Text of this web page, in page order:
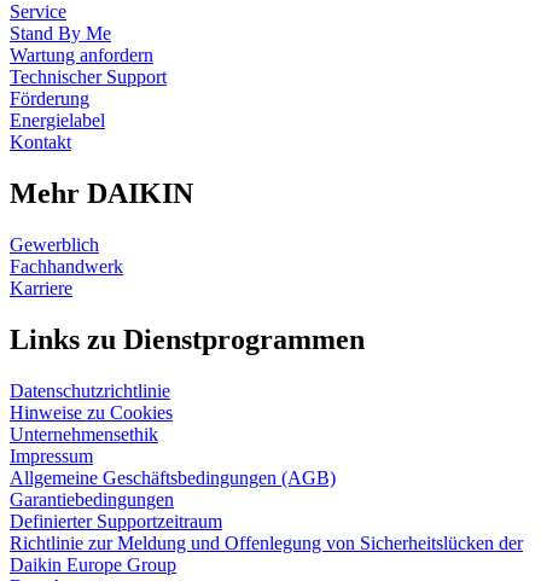
Service
Stand By Me
Wartung anfordern
Technischer Support
Förderung
Energielabel
Kontakt
Mehr DAIKIN
Gewerblich
Fachhandwerk
Karriere
Links zu Dienstprogrammen
Datenschutzrichtlinie
Hinweise zu Cookies
Unternehmensethik
Impressum
Allgemeine Geschäftsbedingungen (AGB)
Garantiebedingungen
Definierter Supportzeitraum
Richtlinie zur Meldung und Offenlegung von Sicherheitslücken der
Daikin Europe Group